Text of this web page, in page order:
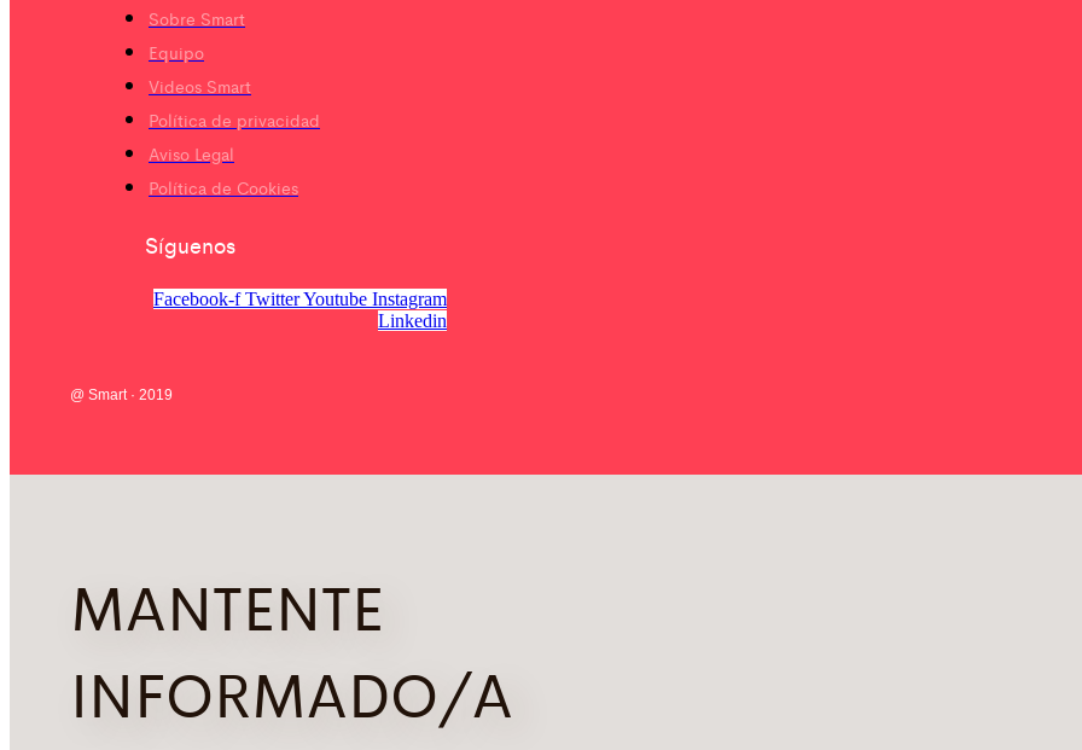
Sobre Smart
Equipo
Videos Smart
Política de privacidad
Aviso Legal
Política de Cookies
Síguenos
Facebook-f TwitterYoutube Instagram
Linkedin
@ Smart · 2019
MANTENTE
INFORMADO/A